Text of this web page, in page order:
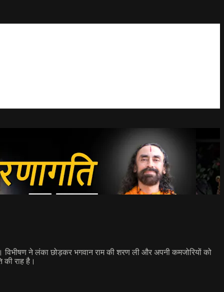
विभीषण ने लंका छोड़कर भगवान राम की शरण ली और अपनी कमजोरियों को
की राह है।